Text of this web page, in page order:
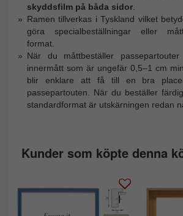
skyddsfilm på båda sidor
Ramen tillverkas i Tyskland vilket
göra specialbeställningar eller
format.
När du måttbeställer
innermått som är ungefär 0,5–1 cm
blir enklare att få till en bra
passepartouten. När du beställer
standardformat är utskärningen redan
Kunder som köpte denna